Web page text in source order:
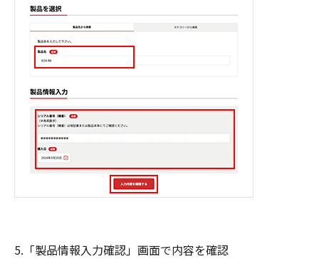
5.「製品情報入力確認」画面で内容を確認